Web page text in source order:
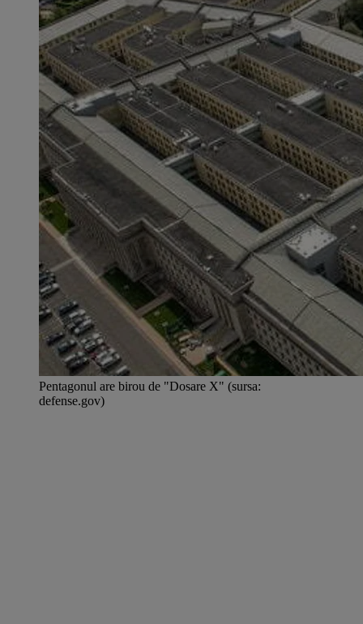
Pentagonul are birou de "Dosare X" (sursa:
defense.gov)